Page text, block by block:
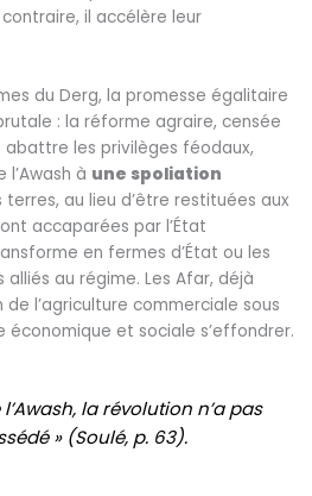
il accélère leur
du Derg, la promesse égalitaire
: la réforme agraire, censée
les privilèges féodaux,
à une spoliation
terres, au lieu d’être restituées aux
accaparées par l’État
en fermes d’État ou les
au régime. Les Afar, déjà
de l’agriculture commerciale sous
économique et sociale s’effondrer.
la révolution n’a pas
» (Soulé, p. 63).